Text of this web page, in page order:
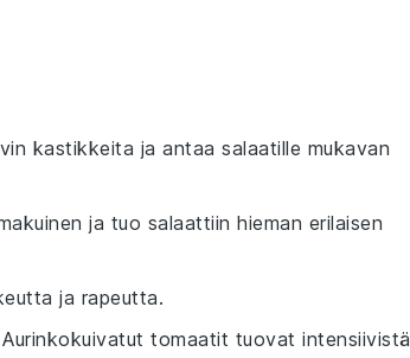
kastikkeita ja antaa salaatille mukavan
ja tuo salaattiin hieman erilaisen
ja rapeutta.
tomaatit tuovat intensiivistä